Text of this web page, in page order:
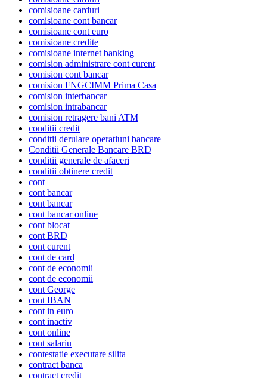
comisioane carduri
comisioane cont bancar
comisioane cont euro
comisioane credite
comisioane internet banking
comision administrare cont curent
comision cont bancar
comision FNGCIMM Prima Casa
comision interbancar
comision intrabancar
comision retragere bani ATM
conditii credit
conditii derulare operatiuni bancare
Conditii Generale Bancare BRD
conditii generale de afaceri
conditii obtinere credit
cont
cont bancar
cont bancar
cont bancar online
cont blocat
cont BRD
cont curent
cont de card
cont de economii
cont de economii
cont George
cont IBAN
cont in euro
cont inactiv
cont online
cont salariu
contestatie executare silita
contract banca
contract credit